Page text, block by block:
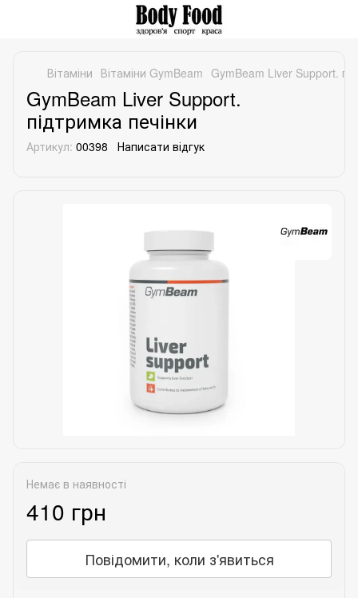
Вітаміни Вітаміни GymBeam GymBeam Liver Support.
GymBeam Liver Support.
підтримка печінки
Артикул: 00398 Написати відгук
Немає в наявності
410 грн
Повідомити, коли з'явиться